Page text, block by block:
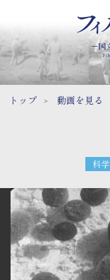
トップ 動画を見る
科学